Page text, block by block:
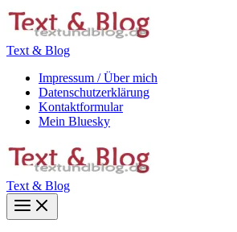
Zum
Inhalt
Text & Blog
Impressum / Über mich
Datenschutzerklärung
Kontaktformular
Mein Bluesky
Text & Blog
Main
Menu